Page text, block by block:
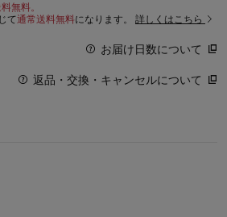
無料。
て通常送料無料になります。 詳しくはこちら
お届け日数について
返品・交換・キャンセルについて